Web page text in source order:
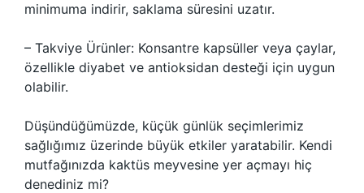
minimuma indirir, saklama süresini uzatır.
– Takviye Ürünler: Konsantre kapsüller veya çaylar,
özellikle diyabet ve antioksidan desteği için uygun
olabilir.
Düşündüğümüzde, küçük günlük seçimlerimiz
sağlığımız üzerinde büyük etkiler yaratabilir. Kendi
mutfağınızda kaktüs meyvesine yer açmayı hiç
denediniz mi?